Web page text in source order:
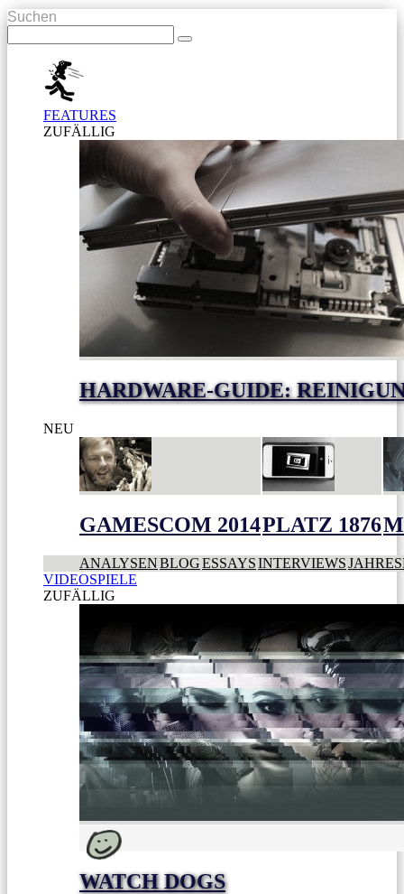
Suchen
FEATURES
ZUFÄLLIG
HARDWARE-GUIDE:
NEU
GAMESCOM 2014PLATZ 1876
ANALYSENBLOGESSAYSINTERVIEWS
VIDEOSPIELE
ZUFÄLLIG
WATCH DOGS